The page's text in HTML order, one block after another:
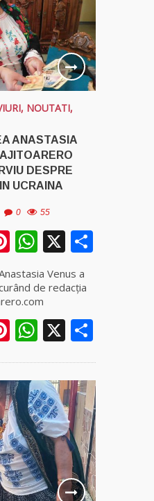
, NOUTATI,
ANASTASIA
DESPRE
UCRAINA
0 55
Pinterest
WhatsApp
X
Venus a
de redacția
Pinterest
WhatsApp
X